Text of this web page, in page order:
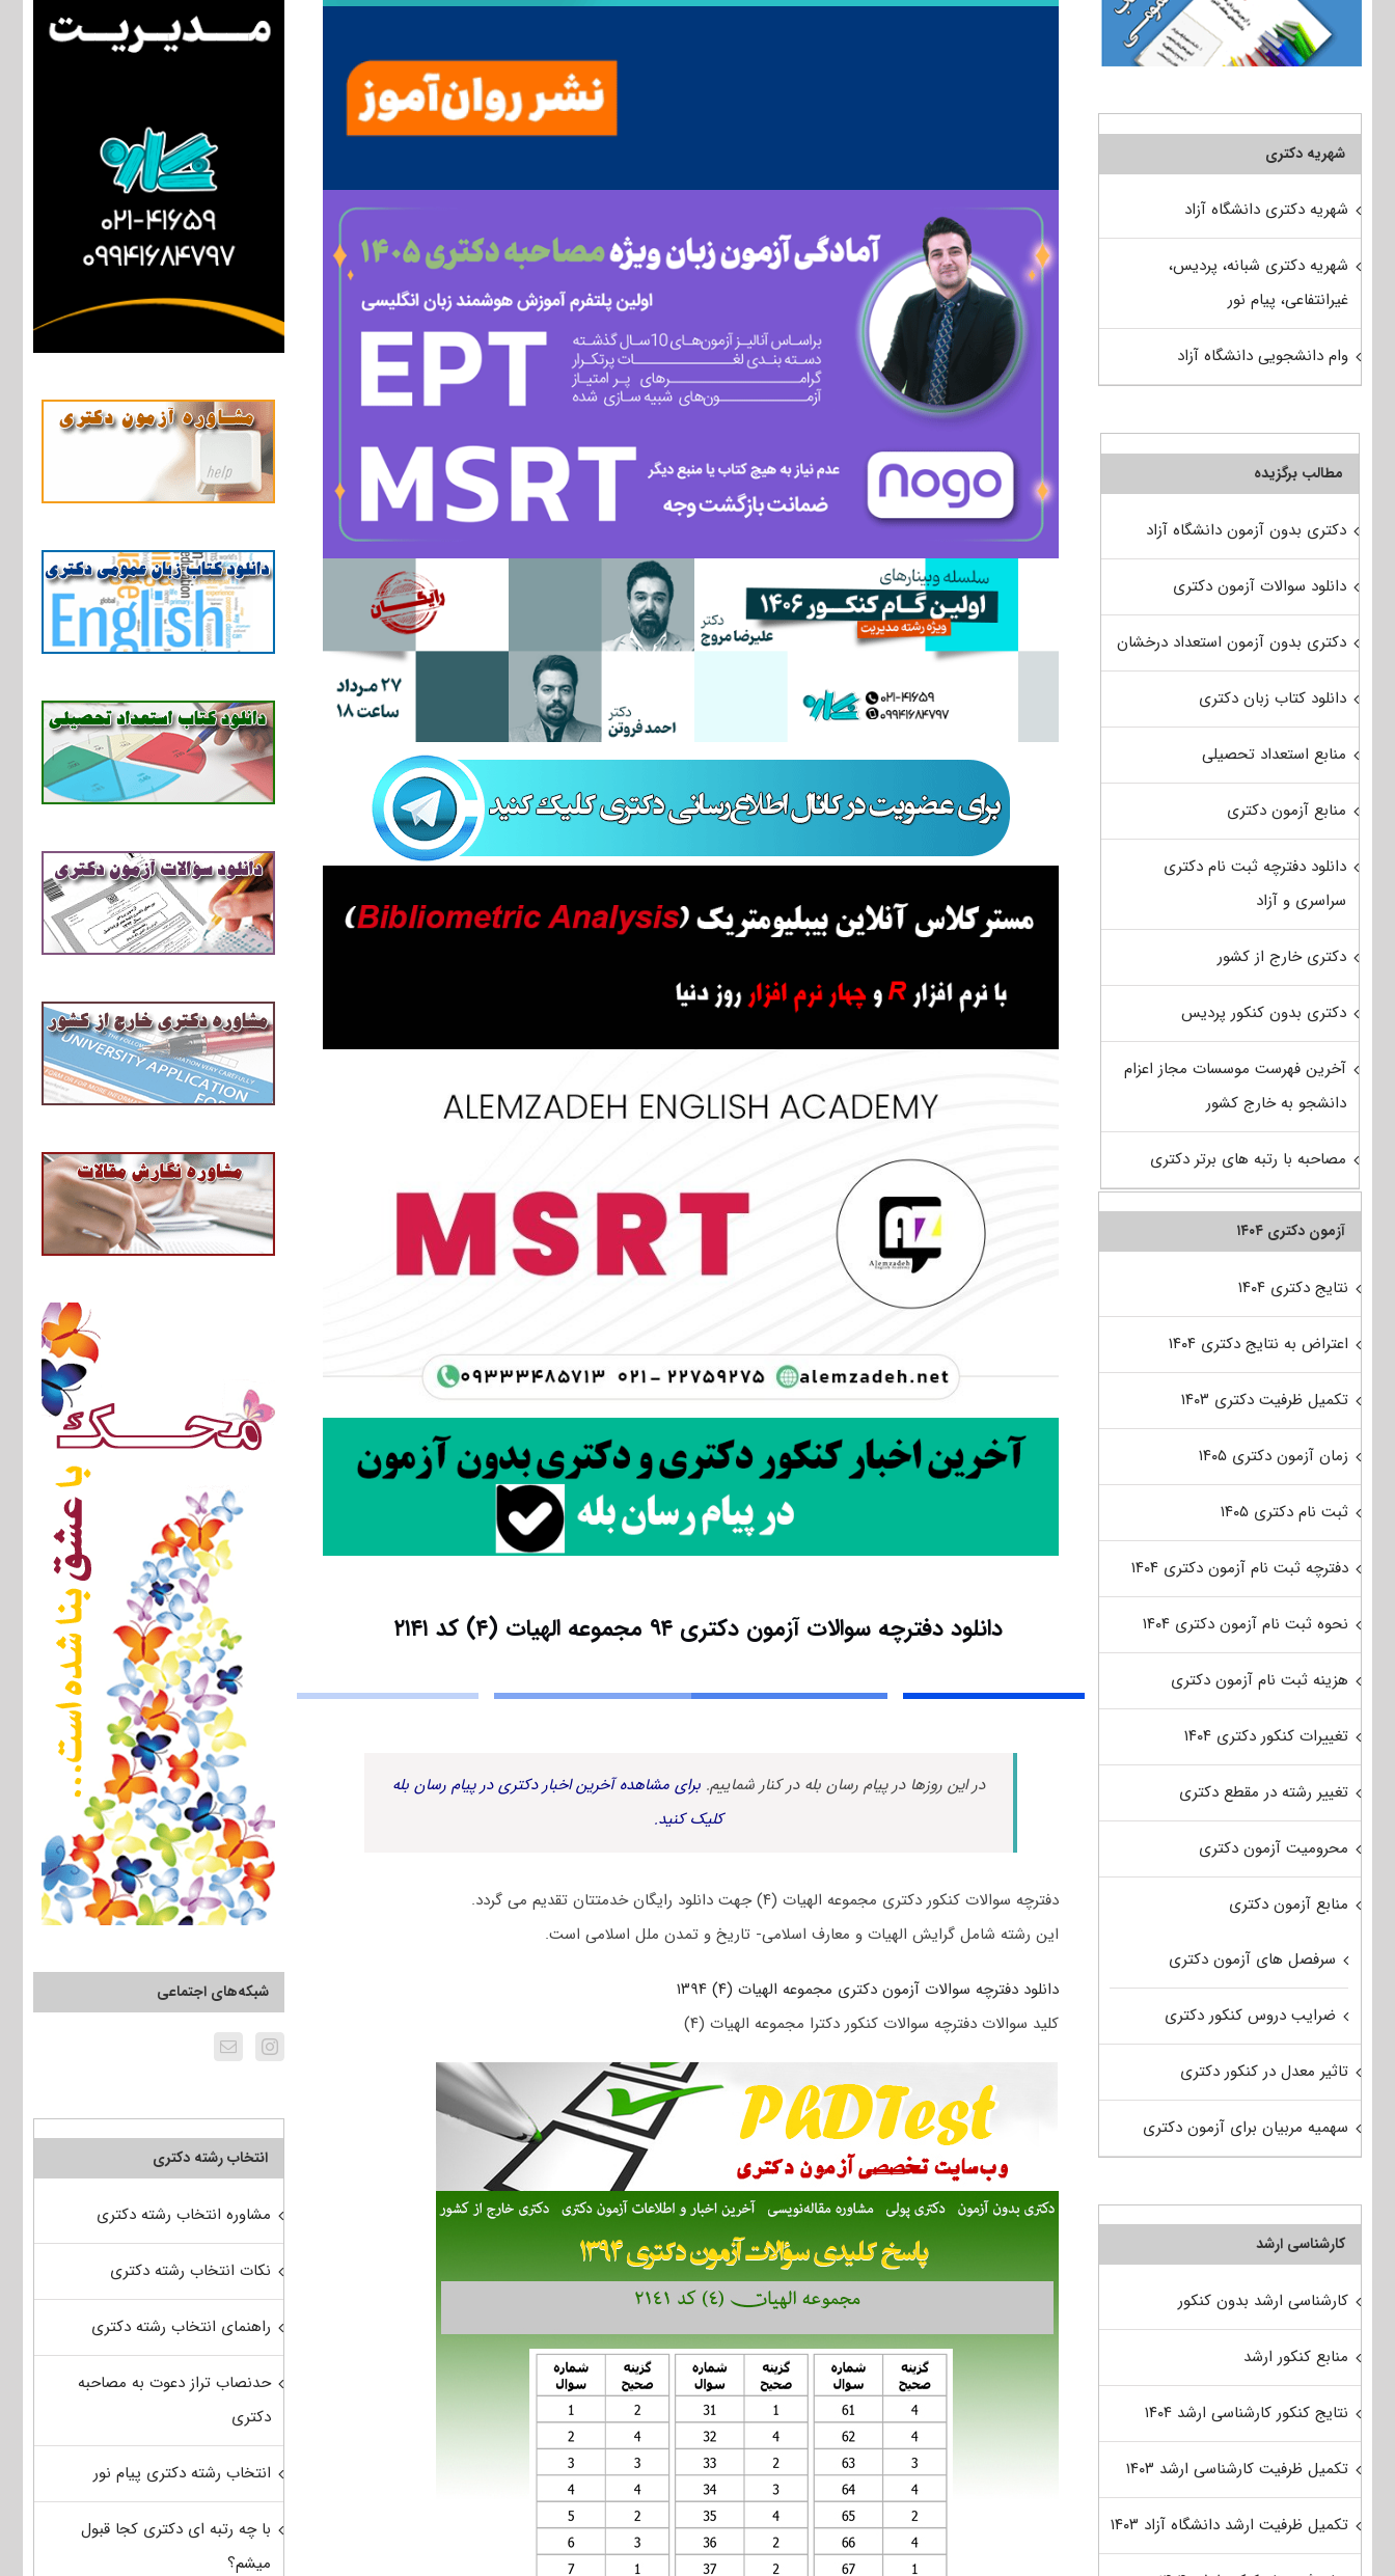
دانلود دفترچه سوالات آزمون دکتری ۹۴ مجموعه الهیات (۴) کد ۲۱۴۱
در این روزها در پیام رسان بله در کنار شماییم. برای مشاهده آخرین اخبار دکتری در پیام رسان بله
کلیک کنید.
دفترچه سوالات کنکور دکتری مجموعه الهیات (۴) جهت دانلود رایگان خدمتتان تقدیم می گردد.
این رشته شامل گرایش الهیات و معارف اسلامی- تاریخ و تمدن ملل اسلامی است.
دانلود دفترچه سوالات آزمون دکتری مجموعه الهیات (۴) ۱۳۹۴
کلید سوالات دفترچه سوالات کنکور دکترا مجموعه الهیات (۴)
شبکه‌های اجتماعی
انتخاب رشته دکتری
مشاوره انتخاب رشته دکتری
نکات انتخاب رشته دکتری
راهنمای انتخاب رشته دکتری
حدنصاب تراز دعوت به مصاحبه
دکتری
انتخاب رشته دکتری پیام نور
با چه رتبه ای دکتری کجا قبول
میشم؟
شهریه دکتری
شهریه دکتری دانشگاه آزاد
شهریه دکتری شبانه، پردیس،
غیرانتفاعی، پیام نور
وام دانشجویی دانشگاه آزاد
مطالب برگزیده
دکتری بدون آزمون دانشگاه آزاد
دانلود سوالات آزمون دکتری
دکتری بدون آزمون استعداد درخشان
دانلود کتاب زبان دکتری
منابع استعداد تحصیلی
منابع آزمون دکتری
دانلود دفترچه ثبت نام دکتری
سراسری و آزاد
دکتری خارج از کشور
دکتری بدون کنکور پردیس
آخرین فهرست موسسات مجاز اعزام
دانشجو به خارج کشور
مصاحبه با رتبه های برتر دکتری
آزمون دکتری ۱۴۰۴
نتایج دکتری ۱۴۰۴
اعتراض به نتایج دکتری ۱۴۰۴
تکمیل ظرفیت دکتری ۱۴۰۳
زمان آزمون دکتری ۱۴۰۵
ثبت نام دکتری ۱۴۰۵
دفترچه ثبت نام آزمون دکتری ۱۴۰۴
نحوه ثبت نام آزمون دکتری ۱۴۰۴
هزینه ثبت نام آزمون دکتری
تغییرات کنکور دکتری ۱۴۰۴
تغییر رشته در مقطع دکتری
محرومیت آزمون دکتری
منابع آزمون دکتری
سرفصل های آزمون دکتری
ضرایب دروس کنکور دکتری
تاثیر معدل در کنکور دکتری
سهمیه مربیان برای آزمون دکتری
کارشناسی ارشد
کارشناسی ارشد بدون کنکور
منابع کنکور ارشد
نتایج کنکور کارشناسی ارشد ۱۴۰۴
تکمیل ظرفیت کارشناسی ارشد ۱۴۰۳
تکمیل ظرفیت ارشد دانشگاه آزاد ۱۴۰۳